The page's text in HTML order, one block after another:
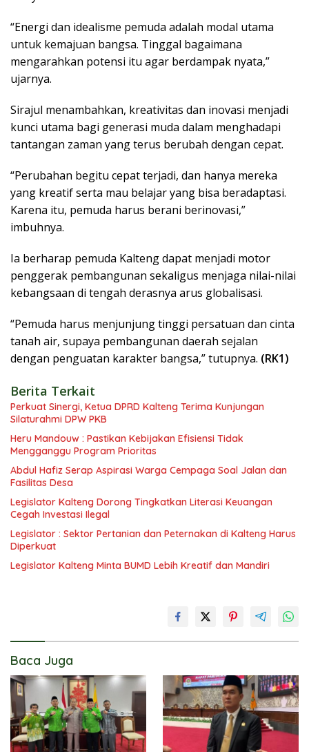
“Energi dan idealisme pemuda adalah modal utama
untuk kemajuan bangsa. Tinggal bagaimana
mengarahkan potensi itu agar berdampak nyata,”
ujarnya.
Sirajul menambahkan, kreativitas dan inovasi menjadi
kunci utama bagi generasi muda dalam menghadapi
tantangan zaman yang terus berubah dengan cepat.
“Perubahan begitu cepat terjadi, dan hanya mereka
yang kreatif serta mau belajar yang bisa beradaptasi.
Karena itu, pemuda harus berani berinovasi,”
imbuhnya.
Ia berharap pemuda Kalteng dapat menjadi motor
penggerak pembangunan sekaligus menjaga nilai-nilai
kebangsaan di tengah derasnya arus globalisasi.
“Pemuda harus menjunjung tinggi persatuan dan cinta
tanah air, supaya pembangunan daerah sejalan
dengan penguatan karakter bangsa,” tutupnya. (RK1)
Berita Terkait
Perkuat Sinergi, Ketua DPRD Kalteng Terima Kunjungan
Silaturahmi DPW PKB
Heru Mandouw : Pastikan Kebijakan Efisiensi Tidak
Mengganggu Program Prioritas
Abdul Hafiz Serap Aspirasi Warga Cempaga Soal Jalan dan
Fasilitas Desa
Legislator Kalteng Dorong Tingkatkan Literasi Keuangan
Cegah Investasi Ilegal
Legislator : Sektor Pertanian dan Peternakan di Kalteng Harus
Diperkuat
Legislator Kalteng Minta BUMD Lebih Kreatif dan Mandiri
Baca Juga